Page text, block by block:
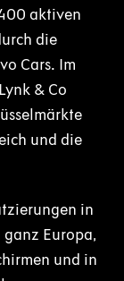
aktiven
die
Cars. Im
& Co
und die
in
Europa,
und in